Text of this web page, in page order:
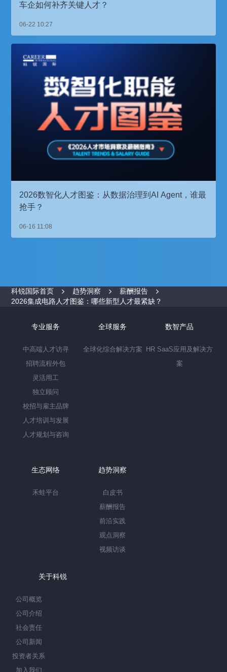
车企如何补齐关键人才？
06-22 10:27
2026数智化人才图鉴：从数据治理到AI Agent，谁最
抢手？
06-16 11:08
科锐国际首页 趋势洞察
薪酬报告
2026集成电路人才图鉴：哪些新型人才最紧缺？
专业服务
中高端人才访寻
招聘流程外包
灵活用工
独立顾问
校招与雇主品牌
人才培训与发展
人才规划与咨询
全球服务
全球化综合解决方案
数智产品
HR SaaS应用及解决方
案
生态网络
禾蛙平台
趋势洞察
白皮书
薪酬报告
前沿实践
观点洞察
视频访谈
关于科锐
公司概览
公司介绍
社会责任
公司新闻
投资者关系
加入我们